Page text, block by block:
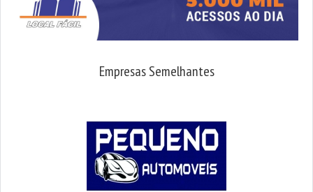
Empresas Semelhantes